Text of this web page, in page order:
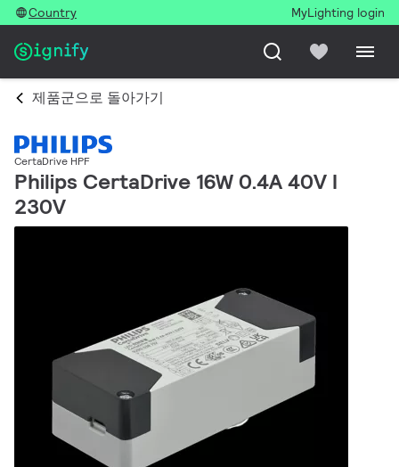
Country MyLighting login
제품군으로 돌아가기
CertaDrive HPF
Philips CertaDrive 16W 0.4A 40V I
230V